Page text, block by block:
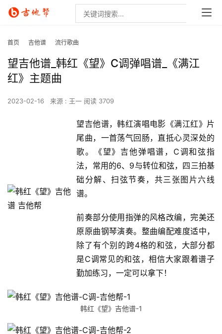
首页 吉他谱 流行歌曲
望吉他谱_韩红《望》C调弹唱谱_《满江
红》主题曲
2023-02-16 来源 : 王一 阅读 3709
望吉他谱，韩红演唱电影《满江红》片
尾曲，一首荡气回肠，直抵心灵深处的
歌。《望》吉他弹唱谱，C调和弦指
法，常用的6、9与转位和弦，四三拍基
础分解、扫弦节奏，共三张图片六线
谱。
前奏部分使用指弹的风格改编，完美还
原原曲钢琴演奏。整曲编配难度适中，
除了有个别的跨4格的和弦，大部分都
是C调常见的和弦，相信大家跟着谱子
勤加练习，一定可以拿下！
韩红《望》吉他谱-1